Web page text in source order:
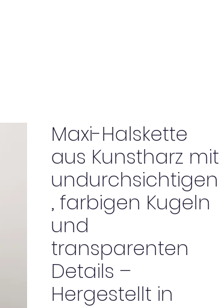
Maxi-Halskette
aus Kunstharz mit
undurchsichtigen
, farbigen Kugeln
und
transparenten
Details –
Hergestellt in